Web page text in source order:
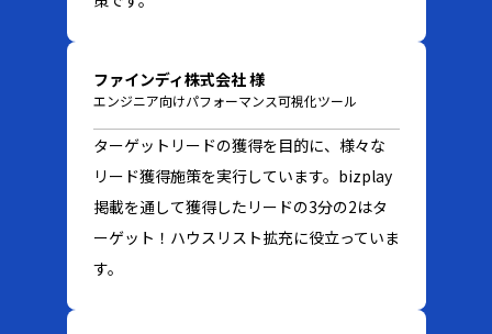
ファインディ株式会社 様
エンジニア向けパフォーマンス可視化ツール
ターゲットリードの獲得を目的に、様々な
リード獲得施策を実行しています。bizplay
掲載を通して獲得したリードの3分の2はタ
ーゲット！ハウスリスト拡充に役立っていま
す。